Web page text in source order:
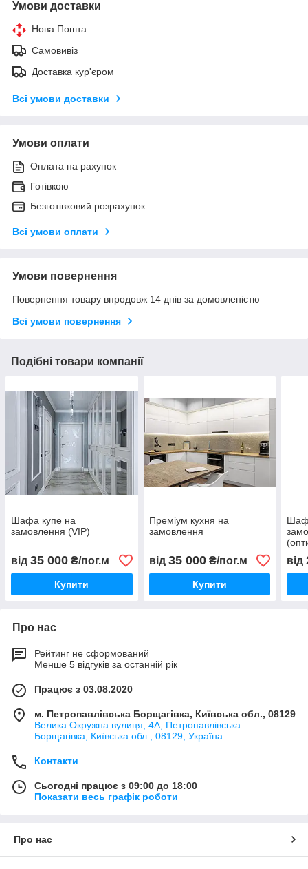
Умови доставки
Нова Пошта
Самовивіз
Доставка кур'єром
Всі умови доставки
Умови оплати
Оплата на рахунок
Готівкою
Безготівковий розрахунок
Всі умови оплати
Умови повернення
Повернення товару впродовж 14 днів за домовленістю
Всі умови повернення
Подібні товари компанії
Шафа купе на
замовлення (VIP)
від 35 000 ₴/пог.м
Купити
Преміум кухня на
замовлення
від 35 000₴/пог.м
Купити
від
Про нас
Рейтинг не сформований
Менше 5 відгуків за останній рік
Працює з 03.08.2020
м. Петропавлівська Борщагівка, Київська обл., 08129
Велика Окружна вулиця, 4А, Петропавлівська
Борщагівка, Київська обл., 08129, Україна
Контакти
Сьогодні працює з 09:00 до 18:00
Показати весь графік роботи
Про нас